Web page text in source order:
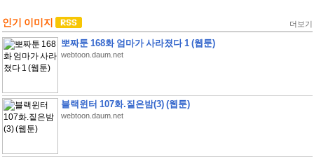
인기 이미지 더보기
뽀짜툰 168화 엄마가 사라졌다 1 (웹툰)
webtoon.daum.net
블랙윈터 107화.짙은밤(3) (웹툰)
webtoon.daum.net